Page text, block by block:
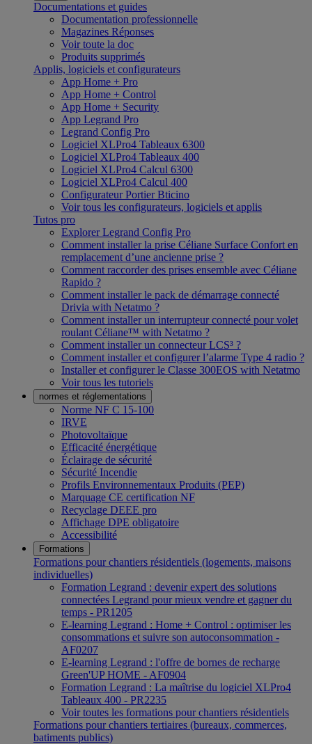
Documentations et guides
Documentation professionnelle
Magazines Réponses
Voir toute la doc
Produits supprimés
Applis, logiciels et configurateurs
App Home + Pro
App Home + Control
App Home + Security
App Legrand Pro
Legrand Config Pro
Logiciel XLPro4 Tableaux 6300
Logiciel XLPro4 Tableaux 400
Logiciel XLPro4 Calcul 6300
Logiciel XLPro4 Calcul 400
Configurateur Portier Bticino
Voir tous les configurateurs, logiciels et applis
Tutos pro
Explorer Legrand Config Pro
Comment installer la prise Céliane Surface Confort en
remplacement d’une ancienne prise ?
Comment raccorder des prises ensemble avec Céliane
Rapido ?
Comment installer le pack de démarrage connecté
Drivia with Netatmo ?
Comment installer un interrupteur connecté pour volet
roulant Céliane™ with Netatmo ?
Comment installer un connecteur LCS³ ?
Comment installer et configurer l’alarme Type 4 radio ?
Installer et configurer le Classe 300EOS with Netatmo
Voir tous les tutoriels
normes et réglementations
Norme NF C 15-100
IRVE
Photovoltaïque
Efficacité énergétique
Éclairage de sécurité
Sécurité Incendie
Profils Environnementaux Produits (PEP)
Marquage CE certification NF
Recyclage DEEE pro
Affichage DPE obligatoire
Accessibilité
Formations
Formations pour chantiers résidentiels (logements, maisons
individuelles)
Formation Legrand : devenir expert des solutions
connectées Legrand pour mieux vendre et gagner du
temps - PR1205
E-learning Legrand : Home + Control : optimiser les
consommations et suivre son autoconsommation -
AF0207
E-learning Legrand : l'offre de bornes de recharge
Green'UP HOME - AF0904
Formation Legrand : La maîtrise du logiciel XLPro4
Tableaux 400 - PR2235
Voir toutes les formations pour chantiers résidentiels
Formations pour chantiers tertiaires (bureaux, commerces,
batiments publics)